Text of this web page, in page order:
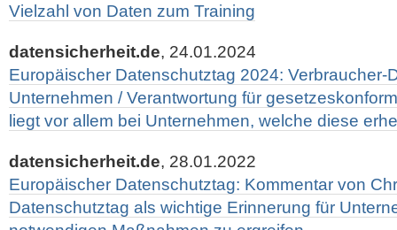
Vielzahl von Daten zum Training
datensicherheit.de, 24.01.2024
Europäischer Datenschutztag 2024: Verbraucher-
Unternehmen / Verantwortung für
liegt vor allem bei Unternehmen, welche diese
datensicherheit.de, 28.01.2022
Europäischer Datenschutztag: Kommentar von
Datenschutztag als wichtige Erinnerung für